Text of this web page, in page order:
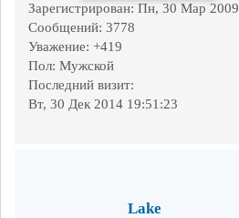
Зарегистрирован: Пн, 30 Мар 2009
Сообщений: 3778
Уважение: +419
Пол: Мужской
Последний визит:
Вт, 30 Дек 2014 19:51:23
Lake